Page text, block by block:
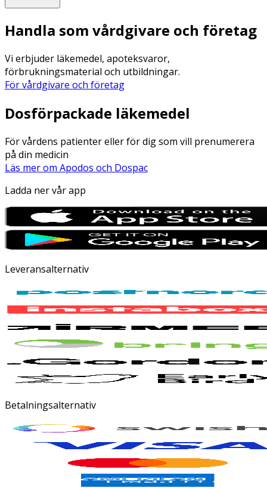
Handla som vårdgivare och företag
Vi erbjuder läkemedel, apoteksvaror,
förbrukningsmaterial och utbildningar.
För vårdgivare och företag
Dosförpackade läkemedel
För vårdens patienter eller för dig som vill prenumerera
på din medicin
Läs mer om Apodos och Dospac
Ladda ner vår app
Leveransalternativ
Betalningsalternativ